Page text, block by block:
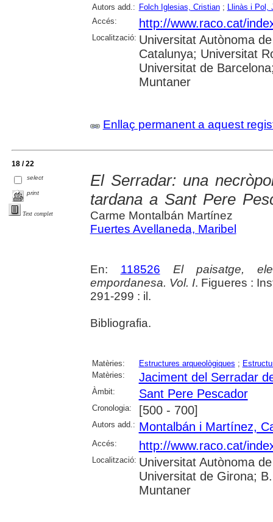
Autors add.: Folch Iglesias, Cristian;
Llinàs i Pol,
Accés:
http://www.raco.cat/
Localització: Universitat Autònoma
Catalunya; Universitat
Universitat de
Muntaner
Enllaç permanent a aquest
18 / 22
select
print
Text complet
El Serradar: una
tardana a Sant Pere
Carme Montalbán Martínez
Fuertes Avellaneda, Maribel
En: 118526
El paisatge,
empordanesa. Vol. I. Figueres :
291-299 : il.
Bibliografia.
Matèries: Estructures arqueològiques ;
Matèries:
Jaciment del Serradar
Àmbit: Sant Pere Pescador
Cronologia: [500 - 700]
Autors add.: Montalbán i Martínez,
Accés: http://www.raco.cat/
Localització: Universitat Autònoma
Universitat de Girona;
Muntaner